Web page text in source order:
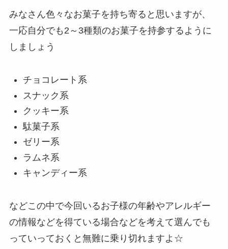
みなさん色々なお菓子を持ち寄ると思いますが、
一応自分でも2～3種類のお菓子を持参するように
しましょう
チョコレート系
スナック系
クッキー系
駄菓子系
ゼリー系
ラムネ系
キャンディー系
などこの中で今回いるお子様の年齢やアレルギー
の情報などを得ている場合などを考えて選んでも
っていっておくと無難に乗り切れますよ☆